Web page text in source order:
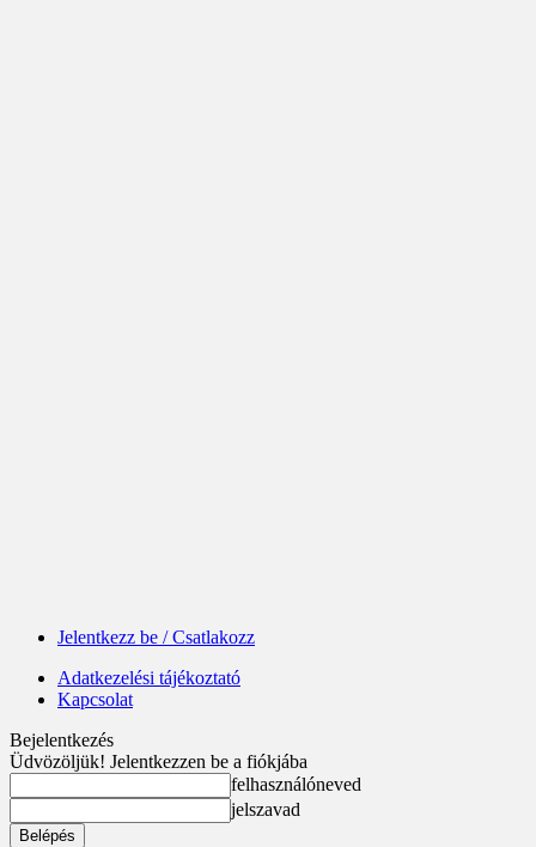
Jelentkezz be / Csatlakozz
Adatkezelési tájékoztató
Kapcsolat
Bejelentkezés
Üdvözöljük! Jelentkezzen be a fiókjába
felhasználóneved
jelszavad